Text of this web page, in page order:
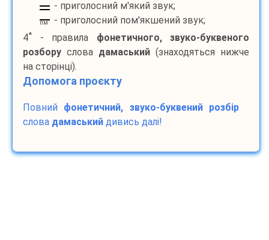
- приголосний м'який звук;
пм
- приголосний пом'якшений звук;
4* - правила фонетичного, звуко-буквеного
розбору слова дамаський (знаходяться нижче
на сторінці).
Допомога проєкту
Повний фонетичний, звуко-буквений розбір
слова дамаський дивись далі!